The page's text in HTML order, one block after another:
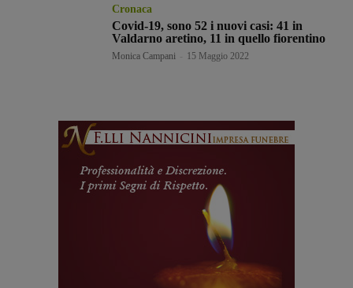
Cronaca
Covid-19, sono 52 i nuovi casi: 41 in
Valdarno aretino, 11 in quello fiorentino
Monica Campani 15 Maggio 2022